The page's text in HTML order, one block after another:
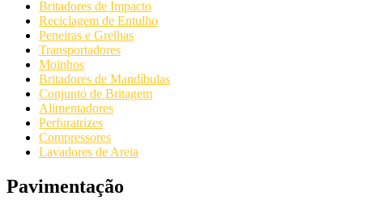
Britadores de Impacto
Reciclagem de Entulho
Peneiras e Grelhas
Transportadores
Moinhos
Britadores de Mandíbulas
Conjunto de Britagem
Alimentadores
Perfuratrizes
Compressores
Lavadores de Areia
Pavimentação